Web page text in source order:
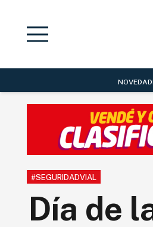
#SEGURIDADVIAL
Día de